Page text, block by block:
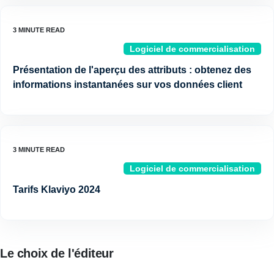
Logiciel de commercialisation
Présentation de l'aperçu des attributs : obtenez des
informations instantanées sur vos données client
Logiciel de commercialisation
Tarifs Klaviyo 2024
Le choix de l'éditeur